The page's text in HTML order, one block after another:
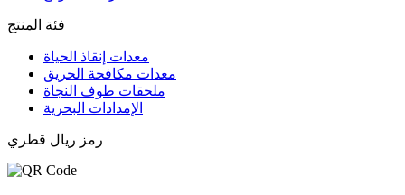
فئة المنتج
معدات إنقاذ الحياة
معدات مكافحة الحريق
ملحقات طوف النجاة
الإمدادات البحرية
رمز ريال قطري